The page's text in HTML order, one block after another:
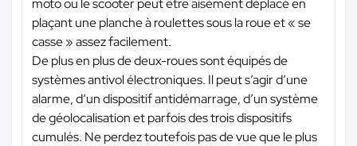
plaçant une planche à roulettes sous la roue et « se
casse » assez facilement.
De plus en plus de deux-roues sont équipés de
systèmes antivol électroniques. Il peut s’agir d’une
alarme, d’un dispositif antidémarrage, d’un système
de géolocalisation et parfois des trois dispositifs
cumulés. Ne perdez toutefois pas de vue que le plus